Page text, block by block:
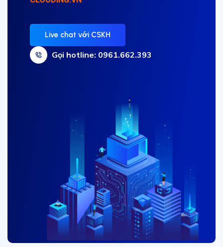
Live chat với CSKH
Gọi hotline: 0961.662.393